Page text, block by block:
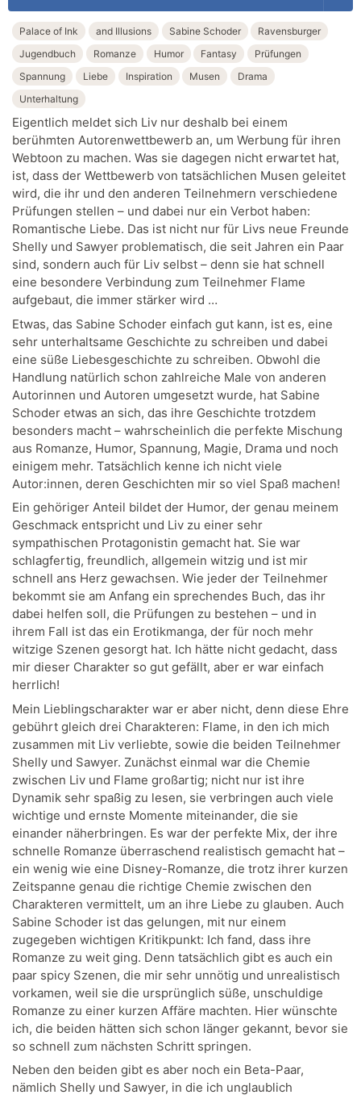
Palace of Ink and Illusions Sabine Schoder
Ravensburger
Jugendbuch
Romanze Humor Fantasy
Prüfungen
Spannung
Liebe Inspiration Musen
Drama
Unterhaltung
Eigentlich meldet sich Liv nur deshalb bei einem
berühmten Autorenwettbewerb an, um Werbung für ihren
Webtoon zu machen. Was sie dagegen nicht erwartet hat,
ist, dass der Wettbewerb von tatsächlichen Musen geleitet
wird, die ihr und den anderen Teilnehmern verschiedene
Prüfungen stellen – und dabei nur ein Verbot haben:
Romantische Liebe. Das ist nicht nur für Livs neue Freunde
Shelly und Sawyer problematisch, die seit Jahren ein Paar
sind, sondern auch für Liv selbst – denn sie hat schnell
eine besondere Verbindung zum Teilnehmer Flame
aufgebaut, die immer stärker wird …
Etwas, das Sabine Schoder einfach gut kann, ist es, eine
sehr unterhaltsame Geschichte zu schreiben und dabei
eine süße Liebesgeschichte zu schreiben. Obwohl die
Handlung natürlich schon zahlreiche Male von anderen
Autorinnen und Autoren umgesetzt wurde, hat Sabine
Schoder etwas an sich, das ihre Geschichte trotzdem
besonders macht – wahrscheinlich die perfekte Mischung
aus Romanze, Humor, Spannung, Magie, Drama und noch
einigem mehr. Tatsächlich kenne ich nicht viele
Autor:innen, deren Geschichten mir so viel Spaß machen!
Ein gehöriger Anteil bildet der Humor, der genau meinem
Geschmack entspricht und Liv zu einer sehr
sympathischen Protagonistin gemacht hat. Sie war
schlagfertig, freundlich, allgemein witzig und ist mir
schnell ans Herz gewachsen. Wie jeder der Teilnehmer
bekommt sie am Anfang ein sprechendes Buch, das ihr
dabei helfen soll, die Prüfungen zu bestehen – und in
ihrem Fall ist das ein Erotikmanga, der für noch mehr
witzige Szenen gesorgt hat. Ich hätte nicht gedacht, dass
mir dieser Charakter so gut gefällt, aber er war einfach
herrlich!
Mein Lieblingscharakter war er aber nicht, denn diese Ehre
gebührt gleich drei Charakteren: Flame, in den ich mich
zusammen mit Liv verliebte, sowie die beiden Teilnehmer
Shelly und Sawyer. Zunächst einmal war die Chemie
zwischen Liv und Flame großartig; nicht nur ist ihre
Dynamik sehr spaßig zu lesen, sie verbringen auch viele
wichtige und ernste Momente miteinander, die sie
einander näherbringen. Es war der perfekte Mix, der ihre
schnelle Romanze überraschend realistisch gemacht hat –
ein wenig wie eine Disney-Romanze, die trotz ihrer kurzen
Zeitspanne genau die richtige Chemie zwischen den
Charakteren vermittelt, um an ihre Liebe zu glauben. Auch
Sabine Schoder ist das gelungen, mit nur einem
zugegeben wichtigen Kritikpunkt: Ich fand, dass ihre
Romanze zu weit ging. Denn tatsächlich gibt es auch ein
paar spicy Szenen, die mir sehr unnötig und unrealistisch
vorkamen, weil sie die ursprünglich süße, unschuldige
Romanze zu einer kurzen Affäre machten. Hier wünschte
ich, die beiden hätten sich schon länger gekannt, bevor sie
so schnell zum nächsten Schritt springen.
Neben den beiden gibt es aber noch ein Beta-Paar,
nämlich Shelly und Sawyer, in die ich unglaublich